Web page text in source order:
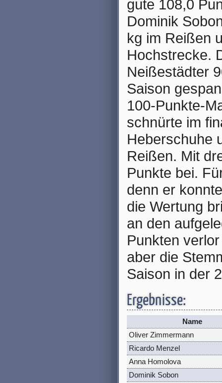
gute 108,0
Dominik
kg im Reißen
Hochstrecke.
Neißestädter
Saison
100-Punkte-
schnürte im
Heberschuhe
Reißen. Mit
Punkte bei.
denn er
die Wertung
an den
Punkten
aber die
Saison in der
Ergebnisse:
Name
Oliver Zimmermann
Ricardo Menzel
Anna Homolova
Dominik Sobon